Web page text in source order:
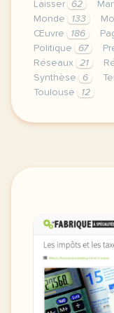
Laisser
62
Monde
133
Œuvre
186
Politique
67
Réseaux
21
Synthèse
6
Toulouse
12
continuer